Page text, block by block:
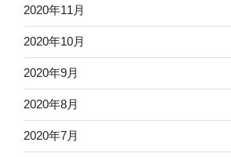
2020年11月
2020年10月
2020年9月
2020年8月
2020年7月